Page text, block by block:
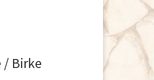
/ Birke